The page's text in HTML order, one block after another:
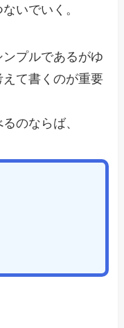
いでいく。
プルであるがゆ
て書くのが重要
のならば、